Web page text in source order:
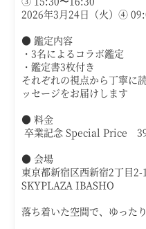
2026年3月24日（火） ④
● 鑑定内容
・3名によるコラボ鑑定
・ 鑑定書3枚付き
それぞれの視点から丁寧に読
ッセージをお届けします
● 料金
卒業記念 Special Price
● 会場
東京都新宿区西新宿2丁目
SKYPLAZA IBASHO
落ち着いた空間で、ゆった